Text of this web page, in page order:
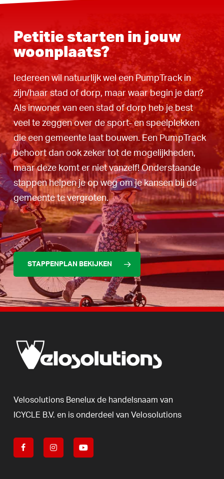
Petitie starten in jouw
woonplaats?
Iedereen wil natuurlijk wel een PumpTrack in
zijn/haar stad of dorp, maar waar begin je dan?
Als inwoner van een stad of dorp heb je best
veel te zeggen over de sport- en speelplekken
die een gemeente laat bouwen. Een PumpTrack
behoort dan ook zeker tot de mogelijkheden,
maar deze komt er niet vanzelf! Onderstaande
stappen helpen je op weg om je kansen bij de
gemeente te vergroten.
STAPPENPLAN BEKIJKEN
Velosolutions Benelux de handelsnaam van
ICYCLE B.V. en is onderdeel van Velosolutions